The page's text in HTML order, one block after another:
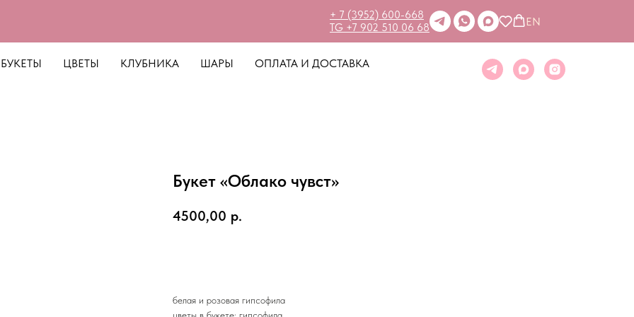
+ 7 (3952) 600-668
TG +7 902 510 06 68
EN
БУКЕТЫ ЦВЕТЫ КЛУБНИКА ШАРЫ ОПЛАТА И ДОСТАВКА
Букет «Облако чувст»
4500,00 р.
белая и розовая гипсофила